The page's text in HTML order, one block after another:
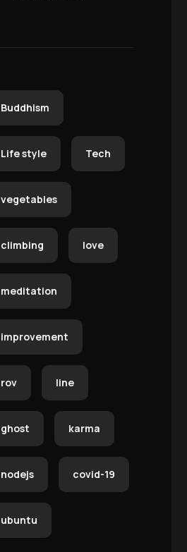
-t '=' -k
Buddhism
Life style Tech
vegetables
climbing love
meditation
improvement
rov line
ghost karma
nodejs covid-19
ubuntu